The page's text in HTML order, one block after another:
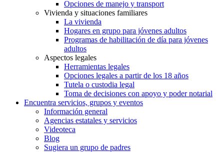
Opciones de manejo y transport
Vivienda y situaciones familiares
La vivienda
Hogares en grupo para jóvenes adultos
Programas de habilitación de día para jóvenes
adultos
Aspectos legales
Herramientas legales
Opciones legales a partir de los 18 años
Tutela o custodia legal
Toma de decisiones con apoyo y poder notarial
Encuentra servicios, grupos y eventos
Información general
Agencias estatales y servicios
Videoteca
Blog
Sugiera un grupo de padres